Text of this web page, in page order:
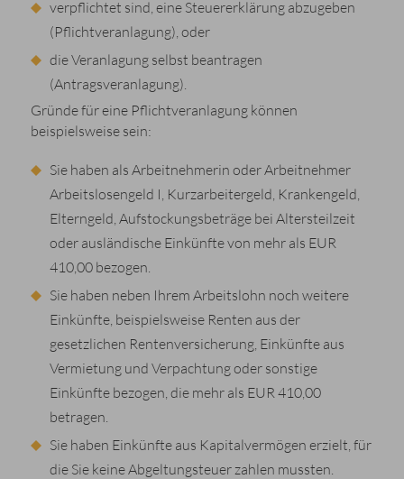
verpflichtet sind, eine Steuererklärung abzugeben
(Pflichtveranlagung), oder
die Veranlagung selbst beantragen
(Antragsveranlagung).
Gründe für eine Pflichtveranlagung können
beispielsweise sein:
Sie haben als Arbeitnehmerin oder Arbeitnehmer
Arbeitslosengeld I, Kurzarbeitergeld, Krankengeld,
Elterngeld, Aufstockungsbeträge bei Altersteilzeit
oder ausländische Einkünfte von mehr als EUR
410,00 bezogen.
Sie haben neben Ihrem Arbeitslohn noch weitere
Einkünfte, beispielsweise Renten aus der
gesetzlichen Rentenversicherung, Einkünfte aus
Vermietung und Verpachtung oder sonstige
Einkünfte bezogen, die mehr als EUR 410,00
betragen.
Sie haben Einkünfte aus Kapitalvermögen erzielt, für
die Sie keine Abgeltungsteuer zahlen mussten.